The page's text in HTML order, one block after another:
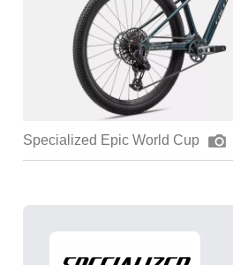
Specialized Epic World Cup